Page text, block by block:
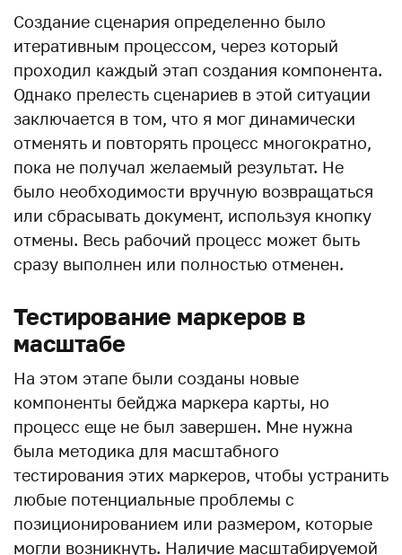
Создание сценария определенно было
итеративным процессом, через который
проходил каждый этап создания компонента.
Однако прелесть сценариев в этой ситуации
заключается в том, что я мог динамически
отменять и повторять процесс многократно,
пока не получал желаемый результат. Не
было необходимости вручную возвращаться
или сбрасывать документ, используя кнопку
отмены. Весь рабочий процесс может быть
сразу выполнен или полностью отменен.
Тестирование маркеров в
масштабе
На этом этапе были созданы новые
компоненты бейджа маркера карты, но
процесс еще не был завершен. Мне нужна
была методика для масштабного
тестирования этих маркеров, чтобы устранить
любые потенциальные проблемы с
позиционированием или размером, которые
могли возникнуть. Наличие масштабируемой